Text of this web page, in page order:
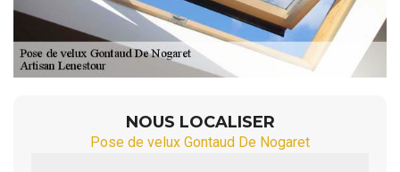
NOUS LOCALISER
Pose de velux Gontaud De Nogaret